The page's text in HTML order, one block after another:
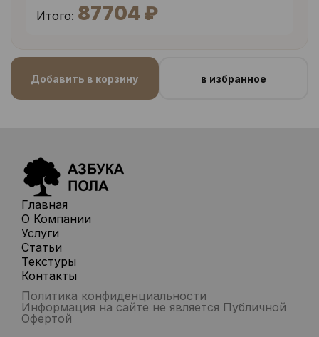
Итого: 87704 ₽
Добавить в корзину в избранное
Главная
О Компании
Услуги
Статьи
Текстуры
Контакты
Политика конфиденциальности
Информация на сайте не является Публичной
Офертой